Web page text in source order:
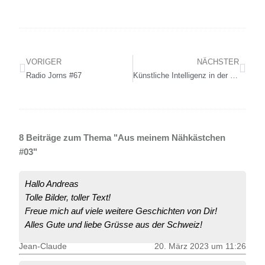
VORIGER
Radio Jorns #67
NÄCHSTER
Künstliche Intelligenz in der Fotografie – Fluch oder Segen?
8 Beiträge zum Thema "Aus meinem Nähkästchen
#03"
Hallo Andreas
Tolle Bilder, toller Text!
Freue mich auf viele weitere Geschichten von Dir!
Alles Gute und liebe Grüsse aus der Schweiz!
Jean-Claude 20. März 2023 um 11:26